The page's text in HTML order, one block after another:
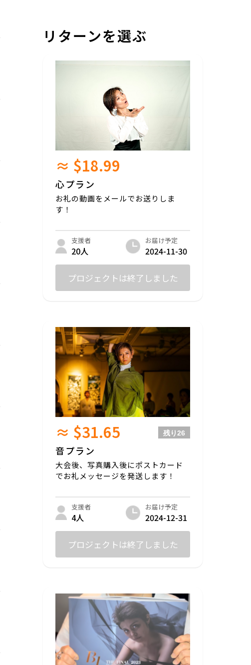
リターンを選ぶ
≈ $18.99
心プラン
お礼の動画をメールでお送りしま
す！
支援者
20人
お届け予定
2024-11-30
プロジェクトは終了しました
≈ $31.65 残り26
音プラン
大会後、写真購入後にポストカード
でお礼メッセージを発送します！
支援者
4人
お届け予定
2024-12-31
プロジェクトは終了しました